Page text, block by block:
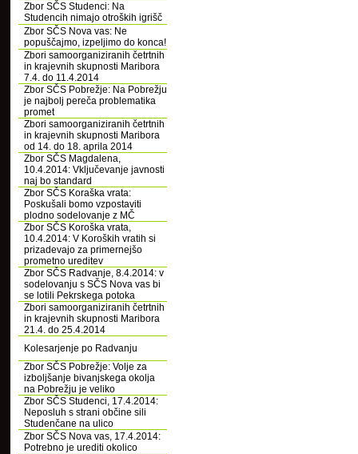
Zbor SČS Studenci: Na
Studencih nimajo otroških igrišč
Zbor SČS Nova vas: Ne
popuščajmo, izpeljimo do konca!
Zbori samoorganiziranih četrtnih
in krajevnih skupnosti Maribora
7.4. do 11.4.2014
Zbor SČS Pobrežje: Na Pobrežju
je najbolj pereča problematika
promet
Zbori samoorganiziranih četrtnih
in krajevnih skupnosti Maribora
od 14. do 18. aprila 2014
Zbor SČS Magdalena,
10.4.2014: Vključevanje javnosti
naj bo standard
Zbor SČS Koraška vrata:
Poskušali bomo vzpostaviti
plodno sodelovanje z MČ
Zbor SČS Koroška vrata,
10.4.2014: V Koroških vratih si
prizadevajo za primernejšo
prometno ureditev
Zbor SČS Radvanje, 8.4.2014: v
sodelovanju s SČS Nova vas bi
se lotili Pekrskega potoka
Zbori samoorganiziranih četrtnih
in krajevnih skupnosti Maribora
21.4. do 25.4.2014
Kolesarjenje po Radvanju
Zbor SČS Pobrežje: Volje za
izboljšanje bivanjskega okolja
na Pobrežju je veliko
Zbor SČS Studenci, 17.4.2014:
Neposluh s strani občine sili
Studenčane na ulico
Zbor SČS Nova vas, 17.4.2014:
Potrebno je urediti okolico